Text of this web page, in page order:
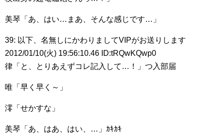
美琴「あ、はい…まあ、そんな感じです…」
39: 以下、名無しにかわりましてVIPがお送りします
2012/01/10(火) 19:56:10.46 ID:tRQwKQwp0
律「と、とりあえずコレ記入して…！」つ入部届
唯「早く早く～」
澪「せかすな」
美琴「あ、はあ、はい、…」ｶｷｶｷ